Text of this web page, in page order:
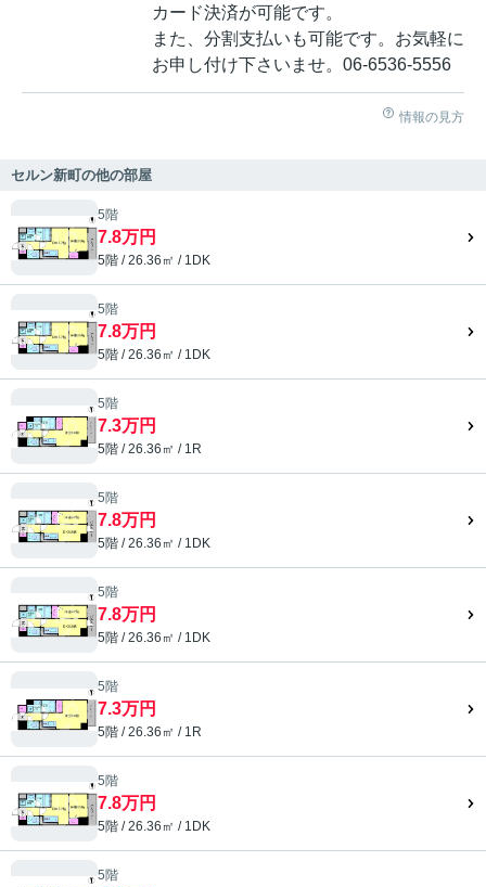
カード決済が可能です。
また、分割支払いも可能です。お気軽に
お申し付け下さいませ。06-6536-5556
情報の見方
セルン新町の他の部屋
5階
7.8万円
5階 / 26.36㎡ / 1DK
5階
7.8万円
5階 / 26.36㎡ / 1DK
5階
7.3万円
5階 / 26.36㎡ / 1R
5階
7.8万円
5階 / 26.36㎡ / 1DK
5階
7.8万円
5階 / 26.36㎡ / 1DK
5階
7.3万円
5階 / 26.36㎡ / 1R
5階
7.8万円
5階 / 26.36㎡ / 1DK
5階